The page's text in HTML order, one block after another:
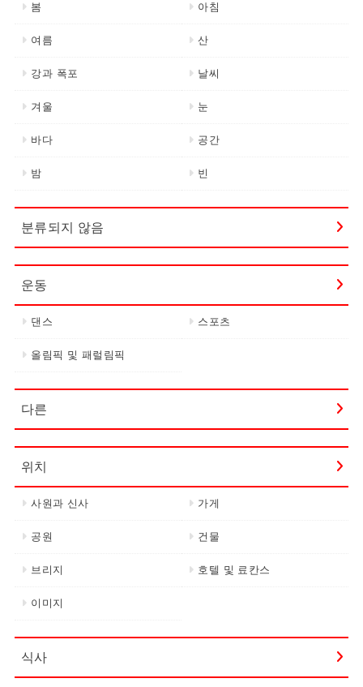
봄 아침
여름 산
강과 폭포 날씨
겨울 눈
바다 공간
밤 빈
분류되지 않음
운동
댄스 스포츠
올림픽 및 패럴림픽
다른
위치
사원과 신사 가게
공원 건물
브리지 호텔 및 료칸스
이미지
식사